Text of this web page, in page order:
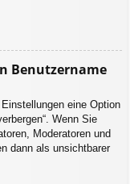
Benutzername
eine Option
Wenn Sie
Moderatoren und
dann als unsichtbarer